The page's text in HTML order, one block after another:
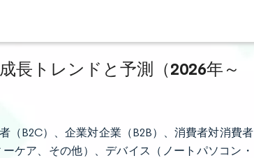
長トレンドと予測（2026年～
（B2C）、企業対企業（B2B）、消費者対消費者
ケア、その他）、デバイス（ノートパソコン・